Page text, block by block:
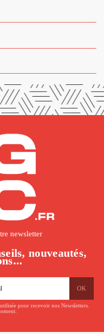
newsletter
nouveautés,
pour recevoir nos Newsletters.